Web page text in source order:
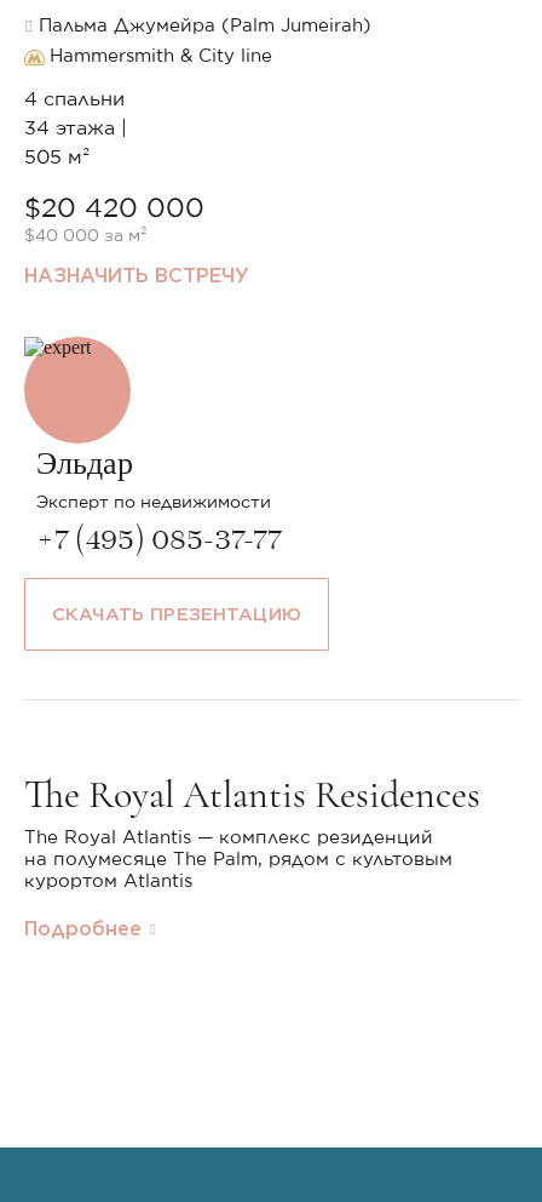
Пальма Джумейра (Palm Jumeirah)
Hammersmith & City line
4 спальни
34 этажа |
505 м²
$20 420 000
$40 000 за м²
НАЗНАЧИТЬ ВСТРЕЧУ
Эльдар
Эксперт по недвижимости
+7 (495) 085-37-77
СКАЧАТЬ ПРЕЗЕНТАЦИЮ
The Royal Atlantis Residences
The Royal Atlantis — комплекс резиденций
на полумесяце The Palm, рядом с культовым
курортом Atlantis
Подробнее